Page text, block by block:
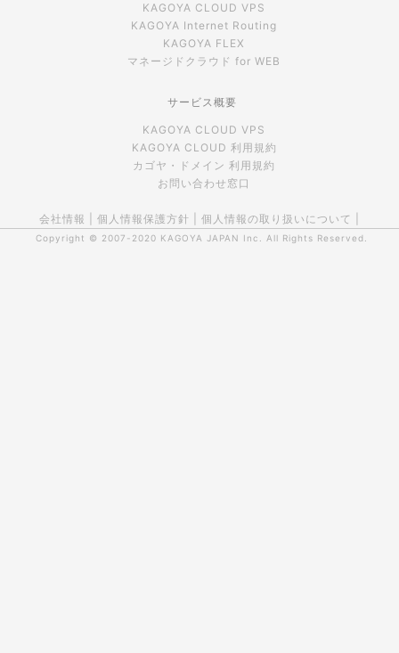
KAGOYA CLOUD VPS
KAGOYA Internet Routing
KAGOYA FLEX
マネージドクラウド for WEB
サービス概要
KAGOYA CLOUD VPS
KAGOYA CLOUD 利用規約
カゴヤ・ドメイン 利用規約
お問い合わせ窓口
会社情報 個人情報保護方針 個人情報の取り扱いについて
Copyright © 2007-2020 KAGOYA JAPAN Inc. All Rights Reserved.